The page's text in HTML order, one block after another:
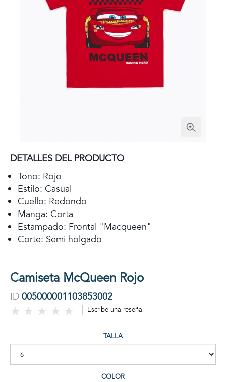
DETALLES DEL PRODUCTO
Tono: Rojo
Estilo: Casual
Cuello: Redondo
Manga: Corta
Estampado: Frontal "Macqueen"
Corte: Semi holgado
Camiseta McQueen Rojo
ID 005000001103853002
Escribe una reseña
TALLA
COLOR